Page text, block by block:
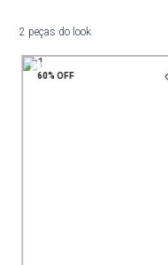
2 peças do look
60%OFF